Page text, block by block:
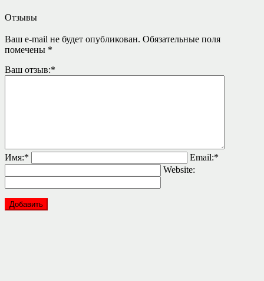
Отзывы
Ваш e-mail не будет опубликован. Обязательные поля
помечены *
Ваш отзыв:*
Имя:* Email:*
Website: